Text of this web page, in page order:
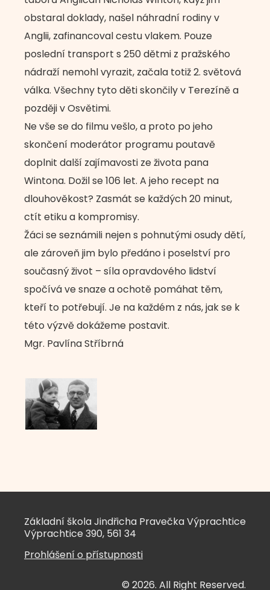
obstaral doklady, našel náhradní rodiny v
Anglii, zafinancoval cestu vlakem. Pouze
poslední transport s 250 dětmi z pražského
nádraží nemohl vyrazit, začala totiž 2. světová
válka. Všechny tyto děti skončily v Terezíně a
později v Osvětimi.
Ne vše se do filmu vešlo, a proto po jeho
skončení moderátor programu poutavě
doplnit další zajímavosti ze života pana
Wintona. Dožil se 106 let. A jeho recept na
dlouhověkost? Zasmát se každých 20 minut,
ctít etiku a kompromisy.
Žáci se seznámili nejen s pohnutými osudy dětí,
ale zároveň jim bylo předáno i poselství pro
současný život – síla opravdového lidství
spočívá ve snaze a ochotě pomáhat těm,
kteří to potřebují. Je na každém z nás, jak se k
této výzvě dokážeme postavit.
Mgr. Pavlína Stříbrná
Základní škola Jindřicha Pravečka Výprachtice
Výprachtice 390, 561 34
Prohlášení o přístupnosti
© 2026. All Right Reserved.